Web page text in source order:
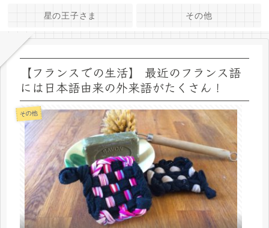
星の王子さま その他
【フランスでの生活】 最近のフランス語
には日本語由来の外来語がたくさん！
その他